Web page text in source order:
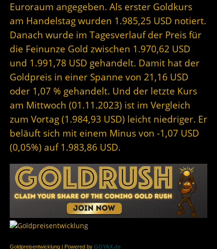
Euroraum angegeben. Als erster Goldkurs
am Handelstag wurden 1.985,25 USD notiert.
Danach wurde im Tagesverlauf der Preis für
die Feinunze Gold zwischen 1.970,62 USD
und 1.991,78 USD gehandelt. Damit hat der
Goldpreis in einer Spanne von 21,16 USD
oder 1,07 % gehandelt. Und der letzte Kurs
am Mittwoch (01.11.2023) ist im Vergleich
zum Vortag (1.984,93 USD) leicht niedriger. Er
beläuft sich mit einem Minus von -1,07 USD
(0,05%) auf 1.983,86 USD.
Goldpreisentwicklung | Powered by GOYAX.de